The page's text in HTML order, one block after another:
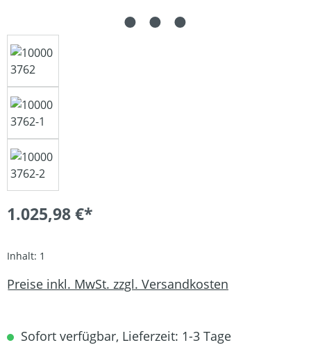
1.025,98 €*
Inhalt: 1
Preise inkl. MwSt. zzgl. Versandkosten
Sofort verfügbar, Lieferzeit: 1-3 Tage